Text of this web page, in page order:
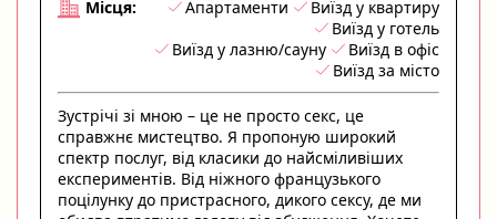
Місця: Апартаменти
Виїзд у квартиру
Виїзд у готель
Виїзд у лазню/сауну
Виїзд в офіс
Виїзд за місто
Зустрічі зі мною – це не просто секс, це
справжнє мистецтво. Я пропоную широкий
спектр послуг, від класики до найсміливіших
експериментів. Від ніжного французького
поцілунку до пристрасного, дикого сексу, де ми